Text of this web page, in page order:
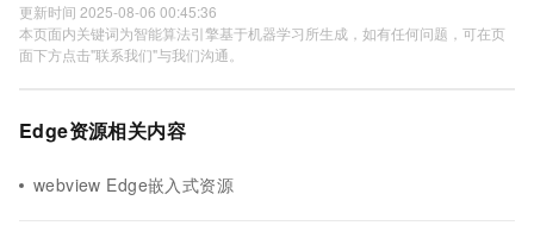
更新时间 2025-08-06 00:45:36
本页面内关键词为智能算法引擎基于机器学习所生成，如有任何问题，可在页
面下方点击"联系我们"与我们沟通。
Edge资源相关内容
webview Edge嵌入式资源